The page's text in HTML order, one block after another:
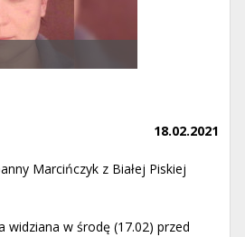
18.02.2021
Marcińczyk z Białej Piskiej
widziana w środę (17.02) przed